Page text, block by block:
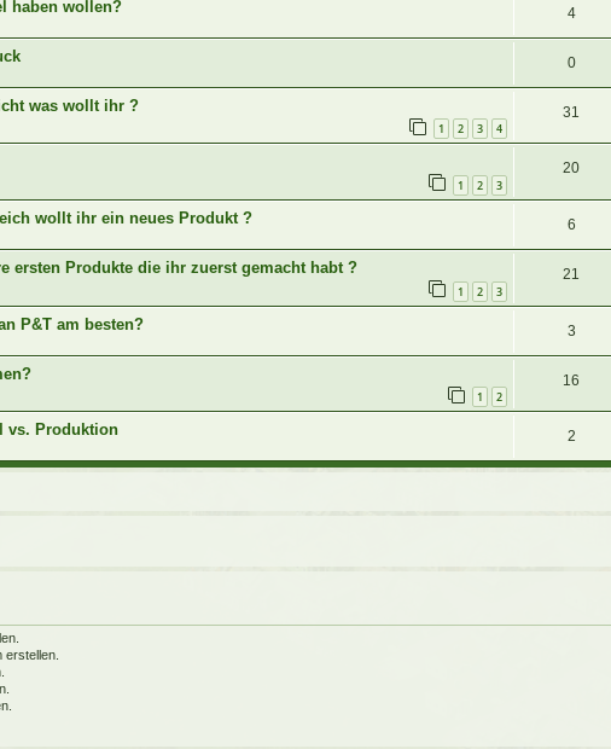
haben wollen? 4
0
was wollt ihr ?
1 2 3 4
31
1 2 3
20
wollt ihr ein neues Produkt ? 6
ersten Produkte die ihr zuerst gemacht habt ?
1 2 3
21
P&T am besten? 3
1 2
16
vs. Produktion 2